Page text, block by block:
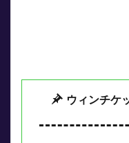
ウィンチケ